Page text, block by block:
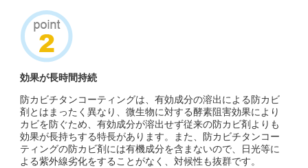
効果が長時間持続
防カビチタンコーティングは、有効成分の溶出による防カビ
剤とはまったく異なり、微生物に対する酵素阻害効果により
カビを防ぐため、有効成分が溶出せず従来の防カビ剤よりも
効果が長持ちする特長があります。また、防カビチタンコー
ティングの防カビ剤には有機成分を含まないので、日光等に
よる紫外線劣化をすることがなく、対候性も抜群です。